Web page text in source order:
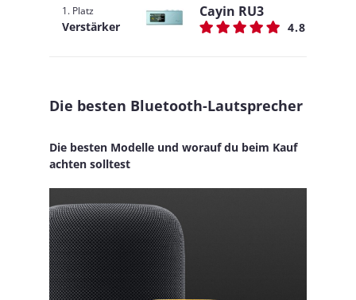
1. Platz
Verstärker
Cayin RU3
4.8
Die besten Bluetooth-Lautsprecher
Die besten Modelle und worauf du beim Kauf
achten solltest